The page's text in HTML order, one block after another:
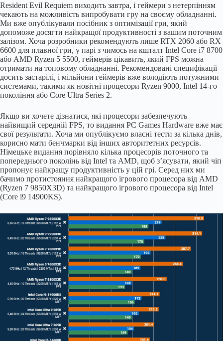
Resident Evil Requiem виходить завтра, і геймери з нетерпінням
чекають на можливість випробувати гру на своєму обладнанні.
Ми вже опублікували посібник з оптимізації гри, який
допоможе досягти найкращої продуктивності з вашим поточним
залізом. Хоча розробники рекомендують лише RTX 2060 або RX
6600 для плавної гри, у парі з чимось на кшталт Intel Core i7 8700
або AMD Ryzen 5 5500, геймерів цікавить, який FPS можна
отримати на топовому обладнанні. Рекомендовані специфікації
досить застарілі, і мільйони геймерів вже володіють потужними
системами, такими як новітні процесори Ryzen 9000, Intel 14-го
покоління або Core Ultra Series 2.
Якщо ви хочете дізнатися, які процесори забезпечують
найвищий середній FPS, то видання PC Games Hardware вже має
свої результати. Хоча ми опублікуємо власні тести за кілька днів,
корисно мати бенчмарки від інших авторитетних ресурсів.
Німецьке видання порівняло кілька процесорів поточного та
попереднього поколінь від Intel та AMD, щоб з’ясувати, який чіп
пропонує найкращу продуктивність у цій грі. Серед них ми
бачимо протистояння найкращого ігрового процесора від AMD
(Ryzen 7 9850X3D) та найкращого ігрового процесора від Intel
(Core i9 14900KS).